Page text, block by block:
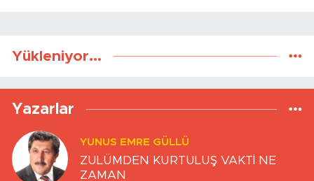
Yükleniyor...
Yazarlar
YUNUS EMRE GÜLLÜ
ZULÜMDEN KURTULUŞ VAKTİ NE
ZAMAN